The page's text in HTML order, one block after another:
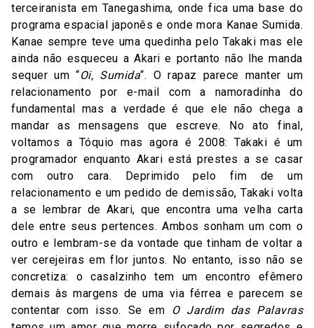
terceiranista em Tanegashima, onde fica uma base do
programa espacial japonês e onde mora Kanae Sumida.
Kanae sempre teve uma quedinha pelo Takaki mas ele
ainda não esqueceu a Akari e portanto não lhe manda
sequer um “Oi, Sumida“. O rapaz parece manter um
relacionamento por e-mail com a namoradinha do
fundamental mas a verdade é que ele não chega a
mandar as mensagens que escreve. No ato final,
voltamos a Tóquio mas agora é 2008: Takaki é um
programador enquanto Akari está prestes a se casar
com outro cara. Deprimido pelo fim de um
relacionamento e um pedido de demissão, Takaki volta
a se lembrar de Akari, que encontra uma velha carta
dele entre seus pertences. Ambos sonham um com o
outro e lembram-se da vontade que tinham de voltar a
ver cerejeiras em flor juntos. No entanto, isso não se
concretiza: o casalzinho tem um encontro efêmero
demais às margens de uma via férrea e parecem se
contentar com isso. Se em
O Jardim das Palavras